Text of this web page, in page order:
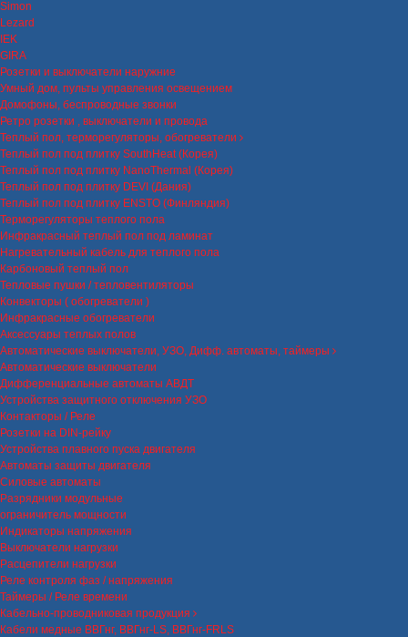
Simon
Lezard
IEK
GIRA
Розетки и выключатели наружние
Умный дом, пульты управления освещением
Домофоны, беспроводные звонки
Ретро розетки , выключатели и провода
Теплый пол, терморегуляторы, обогреватели
Теплый пол под плитку SouthHeat (Корея)
Теплый пол под плитку NanoThermal (Корея)
Теплый пол под плитку DEVI (Дания)
Теплый пол под плитку ENSTO (Финляндия)
Терморегуляторы теплого пола
Инфракрасный теплый пол под ламинат
Нагревательный кабель для теплого пола
Карбоновый теплый пол
Тепловые пушки / тепловентиляторы
Конвекторы ( обогреватели )
Инфракрасные обогреватели
Аксессуары теплых полов
Автоматические выключатели, УЗО, Дифф. автоматы, таймеры
Автоматические выключатели
Дифференциальные автоматы АВДТ
Устройства защитного отключения УЗО
Контакторы / Реле
Розетки на DIN-рейку
Устройства плавного пуска двигателя
Автоматы защиты двигателя
Силовые автоматы
Разрядники модульные
ограничитель мощности
Индикаторы напряжения
Выключатели нагрузки
Расцепители нагрузки
Реле контроля фаз / напряжения
Таймеры / Реле времени
Кабельно-проводниковая продукция
Кабели медные ВВГнг, ВВГнг-LS, ВВГнг-FRLS